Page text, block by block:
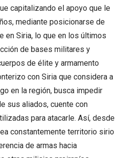
capitalizando el apoyo que le
mediante posicionarse de
en Siria, lo que en los últimos
de bases militares y
de élite y armamento
con Siria que considera a
en la región, busca impedir
sus aliados, cuente con
para atacarle. Así, desde
constantemente territorio sirio
de armas hacia